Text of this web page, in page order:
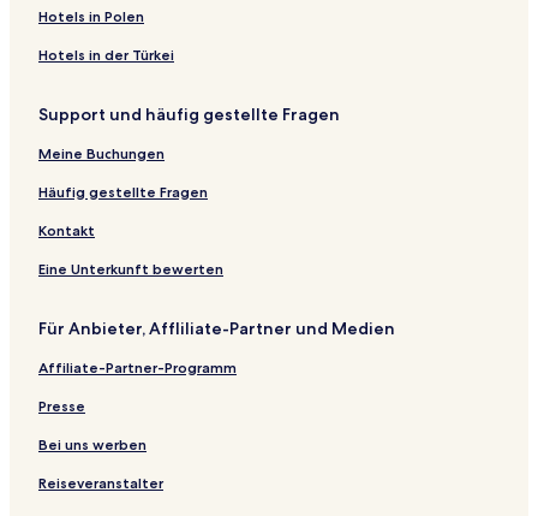
Ürümqi Hotels
Hejing Hotels
Hotels nahe Tunken Erste Gesellschaft
Hotels nahe Shihezi-Universität
Hotels nahe Zhou En'lai Denkmalhalle
Kuytun Hotels
Hotels in Polen
Hotels in der Türkei
Support und häufig gestellte Fragen
Meine Buchungen
Häufig gestellte Fragen
Kontakt
Eine Unterkunft bewerten
Für Anbieter, Affliliate-Partner und Medien
Affiliate-Partner-Programm
Presse
Bei uns werben
Reiseveranstalter